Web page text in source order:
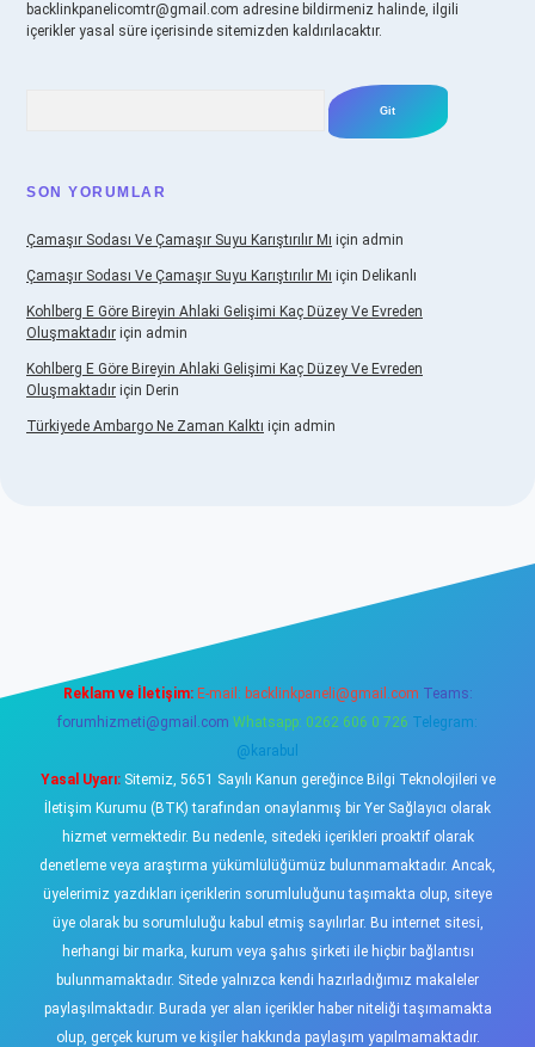
backlinkpanelicomtr@gmail.com adresine bildirmeniz halinde, ilgili
içerikler yasal süre içerisinde sitemizden kaldırılacaktır.
SON YORUMLAR
Çamaşır Sodası Ve Çamaşır Suyu Karıştırılır Mı için admin
Çamaşır Sodası Ve Çamaşır Suyu Karıştırılır Mı için Delikanlı
Kohlberg E Göre Bireyin Ahlaki Gelişimi Kaç Düzey Ve Evreden
Oluşmaktadır için admin
Kohlberg E Göre Bireyin Ahlaki Gelişimi Kaç Düzey Ve Evreden
Oluşmaktadır için Derin
Türkiyede Ambargo Ne Zaman Kalktı için admin
Reklam ve İletişim: E-mail: backlinkpaneli@gmail.com Teams:
forumhizmeti@gmail.com Whatsapp: 0262 606 0 726 Telegram:
@karabul
Yasal Uyarı:Sitemiz, 5651 Sayılı Kanun gereğince Bilgi Teknolojileri ve
İletişim Kurumu (BTK) tarafından onaylanmış bir Yer Sağlayıcı olarak
hizmet vermektedir. Bu nedenle, sitedeki içerikleri proaktif olarak
denetleme veya araştırma yükümlülüğümüz bulunmamaktadır. Ancak,
üyelerimiz yazdıkları içeriklerin sorumluluğunu taşımakta olup, siteye
üye olarak bu sorumluluğu kabul etmiş sayılırlar. Bu internet sitesi,
herhangi bir marka, kurum veya şahıs şirketi ile hiçbir bağlantısı
bulunmamaktadır. Sitede yalnızca kendi hazırladığımız makaleler
paylaşılmaktadır. Burada yer alan içerikler haber niteliği taşımamakta
olup, gerçek kurum ve kişiler hakkında paylaşım yapılmamaktadır.